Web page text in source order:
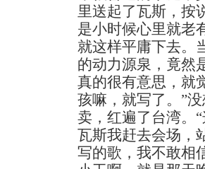
里送起了瓦斯，按
是小时候心里就老
就这样平庸下去。
的动力源泉，竟然
真的很有意思，就
孩嘛，就写了。”
卖，红遍了台湾。
瓦斯我赶去会场，
写的歌，我不敢相